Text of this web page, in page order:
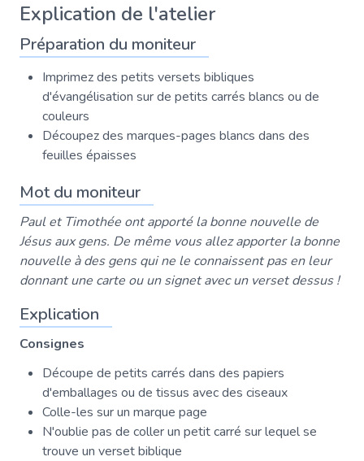
Explication de l'atelier
Préparation du moniteur
Imprimez des petits versets bibliques
d'évangélisation sur de petits carrés blancs ou de
couleurs
Découpez des marques-pages blancs dans des
feuilles épaisses
Mot du moniteur
Paul et Timothée ont apporté la bonne nouvelle de
Jésus aux gens. De même vous allez apporter la bonne
nouvelle à des gens qui ne le connaissent pas en leur
donnant une carte ou un signet avec un verset dessus !
Explication
Consignes
Découpe de petits carrés dans des papiers
d'emballages ou de tissus avec des ciseaux
Colle-les sur un marque page
N'oublie pas de coller un petit carré sur lequel se
trouve un verset biblique